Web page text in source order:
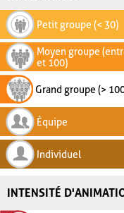
Petit groupe (< 30)
Moyen groupe
et 100)
Grand groupe (>
Équipe
Individuel
INTENSITÉ